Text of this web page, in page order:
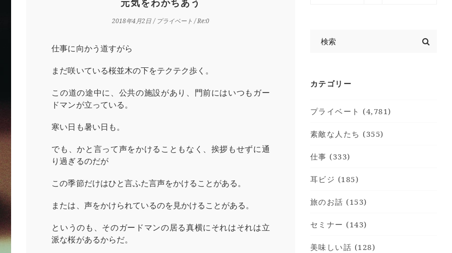
元気をわかちあう
2018年4月2日/ プライベート / Re:0
仕事に向かう道すがら
まだ咲いている桜並木の下をテクテク歩く。
この道の途中に、公共の施設があり、門前にはいつもガー
ドマンが立っている。
寒い日も暑い日も。
でも、かと言って声をかけることもなく、挨拶もせずに通
り過ぎるのだが
この季節だけはひと言ふた言声をかけることがある。
または、声をかけられているのを見かけることがある。
というのも、そのガードマンの居る真横にそれはそれは立
派な桜があるからだ。
カテゴリー
プライベート (4,781)
素敵な人たち (355)
仕事 (333)
耳ビジ (185)
旅のお話 (153)
セミナー (143)
美味しい話 (128)